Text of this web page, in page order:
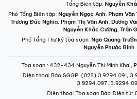
Tổng Biên tập: Nguyễn
Phó Tổng Biên tập: Nguyễn Ngọc Anh, Phạm Văn
Trương Đức Nghĩa, Phạm Thị Vân Anh, Dương
Nguyễn Khắc Cường, Trần
Phó Tổng Thư ký tòa soạn: Ngô Quang
Nguyễn Phước Bình
Tòa soạn : 432-434 Nguyễn Thị Minh Khai,
Điện thoại Báo SGGP: (028) 3.9294.091,
3.9294.097,
Điện thoại Tòa soạn Báo Điện tử: